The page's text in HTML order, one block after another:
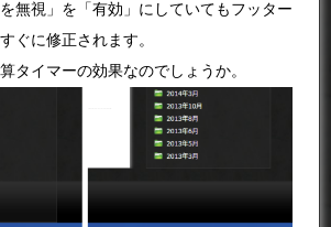
無視」を「有効」にしていてもフッター
ぐに修正されます。
タイマーの効果なのでしょうか。